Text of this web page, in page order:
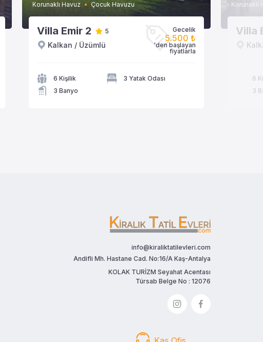
Korunaklı Havuz Çocuk Havuzu
Villa Emir 2 5
Kalkan / Üzümlü
Gecelik
5.500 ₺
'den başlayan
fiyatlarla
6 Kişilik
3 Yatak Odası
3 Banyo
Korunaklı
Villa
6
3
info@kiraliktatilevleri.com
Andifli Mh. Hastane Cad. No:16/A Kaş-Antalya
KOLAK TURİZM Seyahat Acentası
Türsab Belge No : 12076